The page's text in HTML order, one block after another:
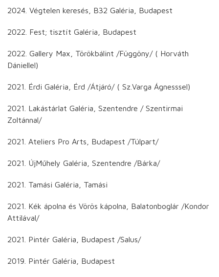
2024. Végtelen keresés, B32 Galéria, Budapest
2022. Fest; tisztít Galéria, Budapest
2022. Gallery Max, Törökbálint /Függöny/ ( Horváth
Dániellel)
2021. Érdi Galéria, Érd /Átjáró/ ( Sz.Varga Ágnesssel)
2021. Lakástárlat Galéria, Szentendre / Szentirmai
Zoltánnal/
2021. Ateliers Pro Arts, Budapest /Túlpart/
2021. ÚjMűhely Galéria, Szentendre /Bárka/
2021. Tamási Galéria, Tamási
2021. Kék ápolna és Vörös kápolna, Balatonboglár /Kondor
Attilával/
2021. Pintér Galéria, Budapest /Salus/
2019. Pintér Galéria, Budapest